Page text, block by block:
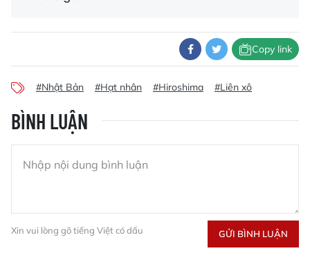
Copy link
#Nhật Bản #Hạt nhân #Hiroshima #Liên xô
BÌNH LUẬN
Xin vui lòng gõ tiếng Việt có dấu GỬI BÌNH LUẬN